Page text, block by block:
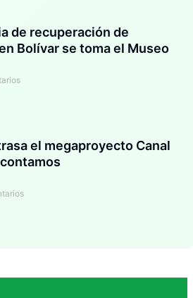
de recuperación de
Bolívar se toma el Museo
el megaproyecto Canal